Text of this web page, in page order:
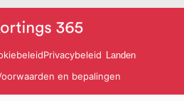
Privacybeleid Landen
en bepalingen